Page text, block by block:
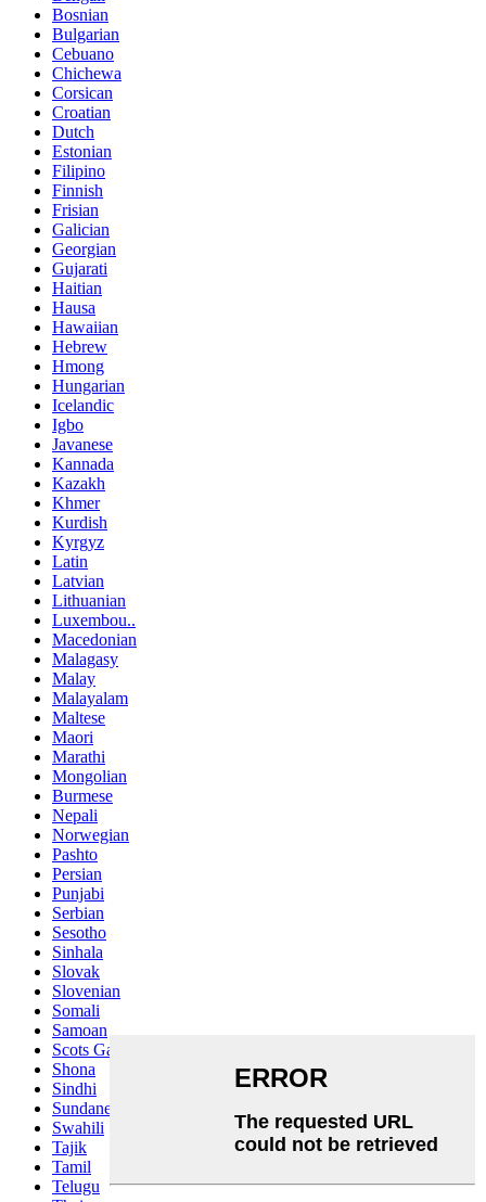
Bosnian
Bulgarian
Cebuano
Chichewa
Corsican
Croatian
Dutch
Estonian
Filipino
Finnish
Frisian
Galician
Georgian
Gujarati
Haitian
Hausa
Hawaiian
Hebrew
Hmong
Hungarian
Icelandic
Igbo
Javanese
Kannada
Kazakh
Khmer
Kurdish
Kyrgyz
Latin
Latvian
Lithuanian
Luxembou..
Macedonian
Malagasy
Malay
Malayalam
Maltese
Maori
Marathi
Mongolian
Burmese
Nepali
Norwegian
Pashto
Persian
Punjabi
Serbian
Sesotho
Sinhala
Slovak
Slovenian
Somali
Samoan
Scots Gaelic
Shona
Sindhi
Sundanese
Swahili
Tajik
Tamil
Telugu